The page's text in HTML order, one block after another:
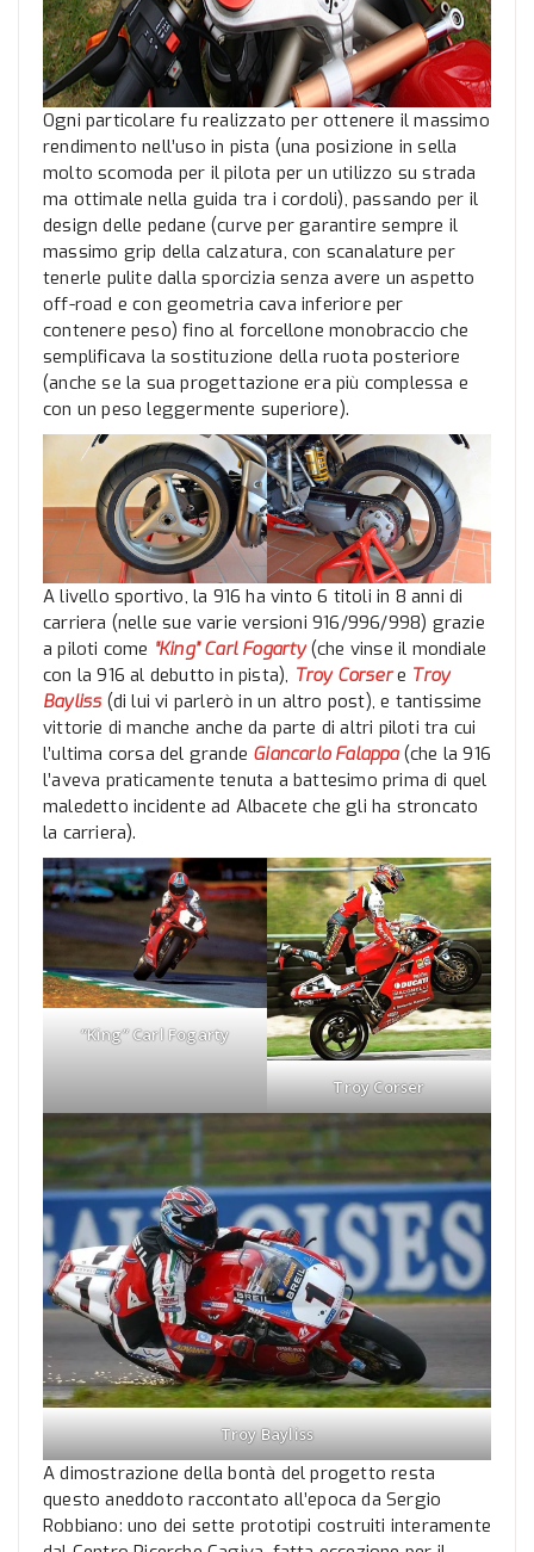
Ogni particolare fu realizzato per ottenere il massimo
rendimento nell’uso in pista (una posizione in sella
molto scomoda per il pilota per un utilizzo su strada
ma ottimale nella guida tra i cordoli), passando per il
design delle pedane (curve per garantire sempre il
massimo grip della calzatura, con scanalature per
tenerle pulite dalla sporcizia senza avere un aspetto
off-road e con geometria cava inferiore per
contenere peso) fino al forcellone monobraccio che
semplificava la sostituzione della ruota posteriore
(anche se la sua progettazione era più complessa e
con un peso leggermente superiore).
A livello sportivo, la 916 ha vinto 6 titoli in 8 anni di
carriera (nelle sue varie versioni 916/996/998) grazie
a piloti come “King” Carl Fogarty (che vinse il mondiale
con la 916 al debutto in pista), Troy Corsere Troy
Bayliss (di lui vi parlerò in un altro post), e tantissime
vittorie di manche anche da parte di altri piloti tra cui
l’ultima corsa del grande Giancarlo Falappa (che la 916
l’aveva praticamente tenuta a battesimo prima di quel
maledetto incidente ad Albacete che gli ha stroncato
la carriera).
“King” Carl Fogarty
Troy Corser
Troy Bayliss
A dimostrazione della bontà del progetto resta
questo aneddoto raccontato all’epoca da Sergio
Robbiano: uno dei sette prototipi costruiti interamente